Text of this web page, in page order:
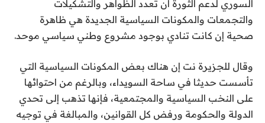
السوري لدعم الثورة أن تعدد الظواهر والتشكيلات
والتجمعات والمكونات السياسية الجديدة هي ظاهرة
صحية إن كانت تنادي بوجود مشروع وطني سياسي موحد.
وقال للجزيرة نت إن هناك بعض المكونات السياسية التي
تأسست حديثا في ساحة السويداء، وبالرغم من احتوائها
على النخب السياسية والمجتمعية، فإنها تذهب إلى تحدي
الدولة والحكومة ورفض كل القوانين، والمبالغة في توجيه